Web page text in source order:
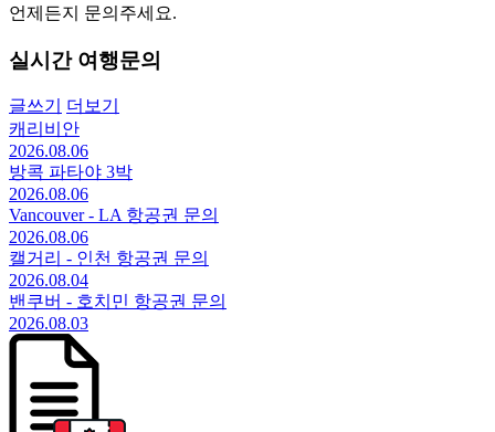
언제든지 문의주세요.
실시간 여행문의
글쓰기
더보기
캐리비안
2026.08.06
방콕 파타야 3박
2026.08.06
Vancouver - LA 항공권 문의
2026.08.06
캘거리 - 인천 항공권 문의
2026.08.04
밴쿠버 - 호치민 항공권 문의
2026.08.03